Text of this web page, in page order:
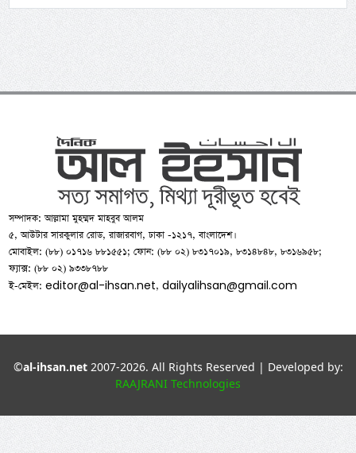
সম্পাদক: আল্লামা মুহম্মদ মাহবুব আলম
৫, আউটার সারকুলার রোড, রাজারবাগ, ঢাকা -১২১৭, বাংলাদেশ।
মোবাইল: (৮৮) ০১৭১৬ ৮৮১৫৫১; ফোন: (৮৮ ০২) ৮৩১৭০১৯, ৮৩১৪৮৪৮, ৮৩১৬৯৫৮;
ফ্যাক্স: (৮৮ ০২) ৯৩৩৮৭৮৮
ই-মেইল:editor@al-ihsan.net,dailyalihsan@gmail.com
©al-ihsan.net2007-2026. All Rights Reserved | Developed by:
RAAJRANI Technologies